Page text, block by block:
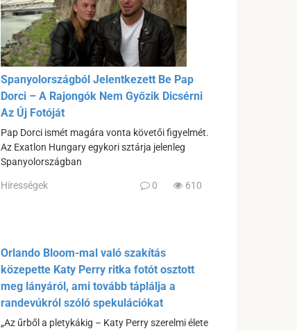
Spanyolországból Jelentkezett Be Pap
Dorci – A Rajongók Nem Győzik Dicsérni
Az Új Fotóját
Pap Dorci ismét magára vonta követői figyelmét.
Az Exatlon Hungary egykori sztárja jelenleg
Spanyolországban
Hírességek 0 610
Orlando Bloom-mal való szakítás
közepette Katy Perry ritka fotót osztott
meg lányáról, ami tovább táplálja a
randevúkról szóló spekulációkat
„Az űrből a pletykákig – Katy Perry szerelmi élete